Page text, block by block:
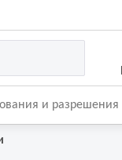
и разрешения